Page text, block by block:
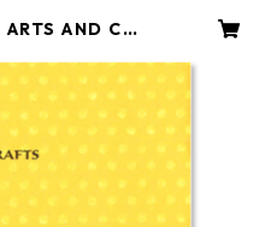
AND CRA
会